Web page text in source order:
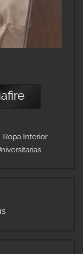
Ropa Interior,